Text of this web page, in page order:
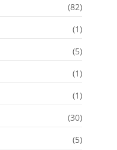
(82)
(1)
(5)
(1)
(1)
(30)
(5)